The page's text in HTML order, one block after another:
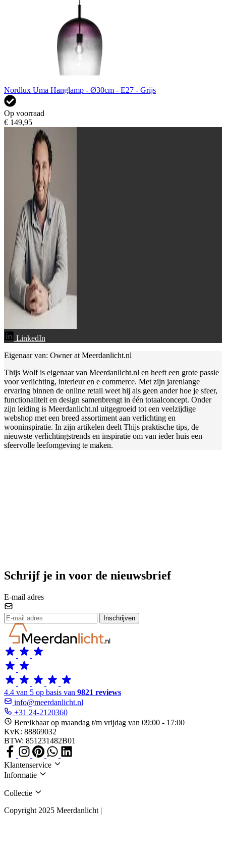
Nordlux Uma Hanglamp - Ø30cm - E27 - Grijs
Op voorraad
€ 149,95
LinkedIn
Eigenaar van: Owner at Meerdanlicht.nl
Thijs Wolf is eigenaar van Meerdanlicht.nl en heeft een grote passie
voor verlichting, interieur en e commerce. Met zijn jarenlange
ervaring binnen de online retail weet hij als geen ander hoe je sfeer,
functionaliteit en design samenbrengt in één totaalconcept. Onder
zijn leiding is Meerdanlicht.nl uitgegroeid tot een veelzijdige
webshop met een breed assortiment aan verlichting en
wooninspiratie. In zijn artikelen deelt Thijs praktische tips, de
nieuwste verlichtingstrends en inspiratie om van ieder huis een
sfeervolle leefomgeving te maken.
Schrijf je in voor de nieuwsbrief
E-mail adres
Inschrijven
4.4 van 5 op basis van 9821 reviews
info@meerdanlicht.nl
+31 24-2120360
Bereikbaar op maandag t/m vrijdag van 09:00 - 17:00
KvK: 88869032
BTW: 851231482B01
Klantenservice
Informatie
Collectie
Copyright 2025 Meerdanlicht |